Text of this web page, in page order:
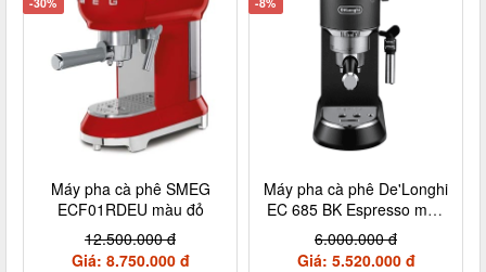
Máy pha cà phê SMEG
ECF01RDEU màu đỏ
12.500.000 đ
Giá: 8.750.000 đ
Máy pha cà phê De'Longhi
EC 685 BK Espresso màu
đen
6.000.000 đ
Giá: 5.520.000 đ